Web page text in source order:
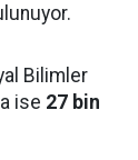
Bilimler
ise 27 bin